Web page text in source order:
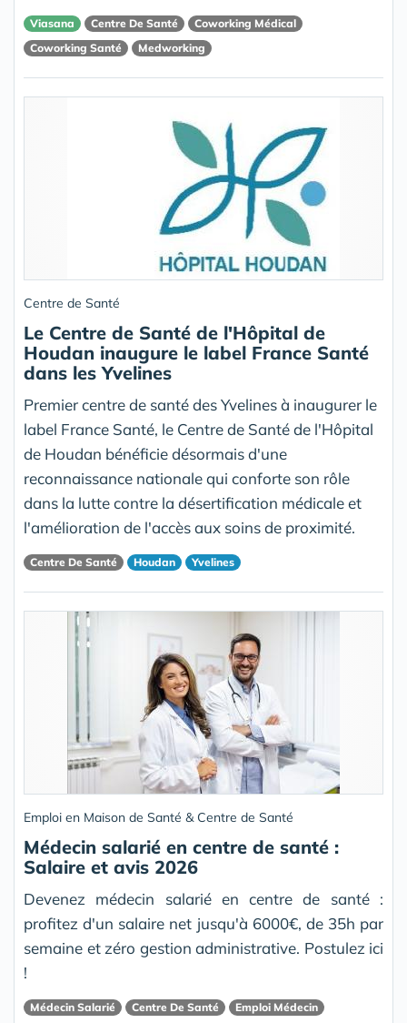
Viasana Centre De Santé
Coworking Médical
Coworking Santé
Medworking
Centre de Santé
Le Centre de Santé de l'Hôpital de
Houdan inaugure le label France Santé
dans les Yvelines
Premier centre de santé des Yvelines à inaugurer le
label France Santé, le Centre de Santé de l'Hôpital
de Houdan bénéficie désormais d'une
reconnaissance nationale qui conforte son rôle
dans la lutte contre la désertification médicale et
l'amélioration de l'accès aux soins de proximité.
Centre De Santé Houdan Yvelines
Emploi en Maison de Santé & Centre de Santé
Médecin salarié en centre de santé :
Salaire et avis 2026
Devenez médecin salarié en centre de santé :
profitez d'un salaire net jusqu'à 6000€, de 35h par
semaine et zéro gestion administrative. Postulez ici
!
Médecin Salarié Centre De Santé
Emploi Médecin